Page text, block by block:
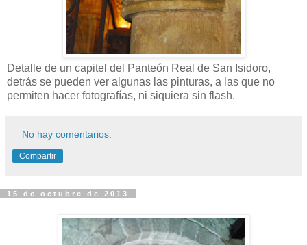
Detalle de un capitel del Panteón Real de San Isidoro,
detrás se pueden ver algunas las pinturas, a las que no
permiten hacer fotografías, ni siquiera sin flash.
No hay comentarios:
Compartir
15 de octubre de 2013